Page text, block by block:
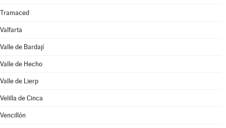
Tramaced
Valfarta
Valle de Bardají
Valle de Hecho
Valle de Lierp
Velilla de Cinca
Vencillón